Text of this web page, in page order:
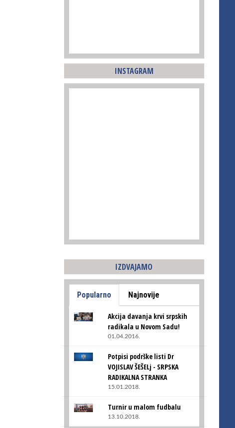
INSTAGRAM
IZDVAJAMO
Popularno Najnovije
Akcija davanja krvi srpskih
radikala u Novom Sadu!
01.04.2016.
Potpisi podrške listi Dr
VOJISLAV ŠEŠELj - SRPSKA
RADIKALNA STRANKA
15.01.2018.
Turnir u malom fudbalu
13.10.2018.